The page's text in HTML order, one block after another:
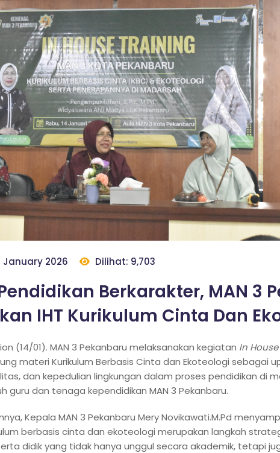
January 2026 Dilihat: 9,703
Berkarakter, MAN 3
IHT Kurikulum Cinta Dan
(14/01). MAN 3 Pekanbaru melaksanakan kegiatan In
materi Kurikulum Berbasis Cinta dan Ekoteologi sebagai
dan kepedulian lingkungan dalam proses pendidikan di
guru dan tenaga kependidikan MAN 3 Pekanbaru.
Kepala MAN 3 Pekanbaru Mery Novikawati.M.Pd
berbasis cinta dan ekoteologi merupakan langkah
didik yang tidak hanya unggul secara akademik, tetapi